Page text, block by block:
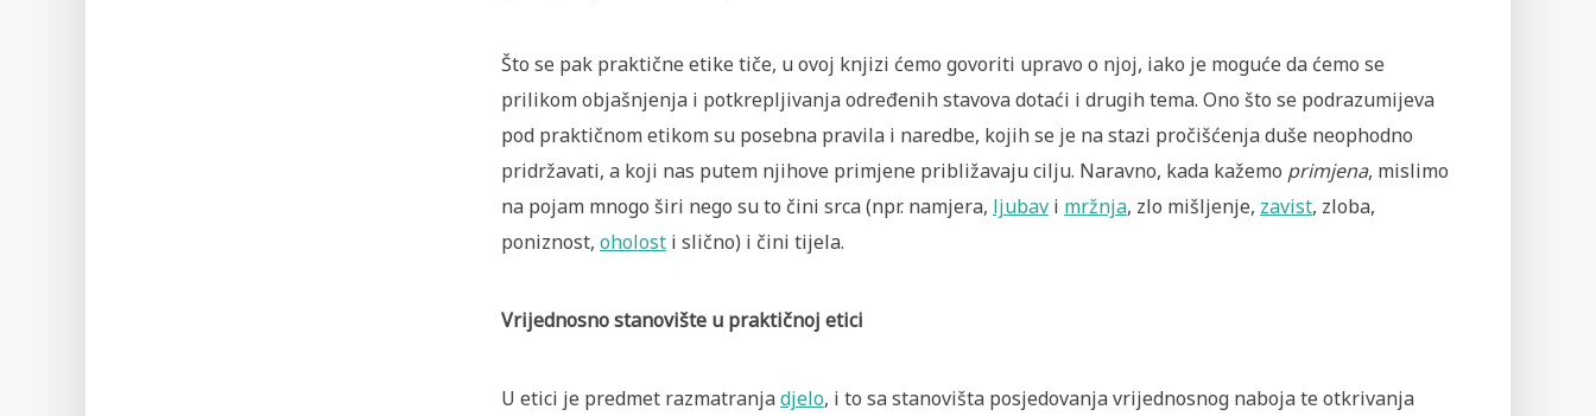
Što se pak praktične etike tiče, u ovoj knjizi ćemo govoriti upravo o njoj, iako je moguće da ćemo se
prilikom objašnjenja i potkrepljivanja određenih stavova dotaći i drugih tema. Ono što se podrazumijeva
pod praktičnom etikom su posebna pravila i naredbe, kojih se je na stazi pročišćenja duše neophodno
pridržavati, a koji nas putem njihove primjene približavaju cilju. Naravno, kada kažemo primjena, mislimo
na pojam mnogo širi nego su to čini srca (npr. namjera, ljubav i mržnja, zlo mišljenje, zavist, zloba,
poniznost, oholost i slično) i čini tijela.
Vrijednosno stanovište u praktičnoj etici
U etici je predmet razmatranjadjelo, i to sa stanovišta posjedovanja vrijednosnog naboja te otkrivanja